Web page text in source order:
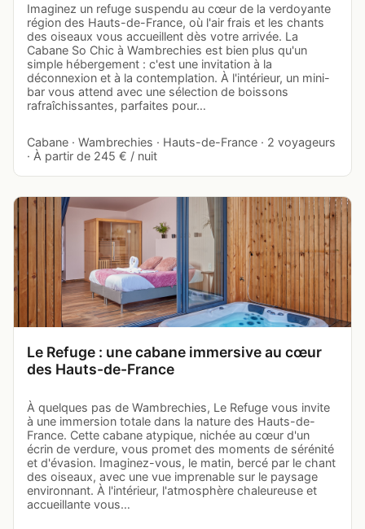
Imaginez un refuge suspendu au cœur de la verdoyante
région des Hauts-de-France, où l'air frais et les chants
des oiseaux vous accueillent dès votre arrivée. La
Cabane So Chic à Wambrechies est bien plus qu'un
simple hébergement : c'est une invitation à la
déconnexion et à la contemplation. À l'intérieur, un mini-
bar vous attend avec une sélection de boissons
rafraîchissantes, parfaites pour…
Cabane · Wambrechies · Hauts-de-France · 2 voyageurs
· À partir de 245 € / nuit
Le Refuge : une cabane immersive au cœur
des Hauts-de-France
À quelques pas de Wambrechies, Le Refuge vous invite
à une immersion totale dans la nature des Hauts-de-
France. Cette cabane atypique, nichée au cœur d'un
écrin de verdure, vous promet des moments de sérénité
et d'évasion. Imaginez-vous, le matin, bercé par le chant
des oiseaux, avec une vue imprenable sur le paysage
environnant. À l'intérieur, l'atmosphère chaleureuse et
accueillante vous…